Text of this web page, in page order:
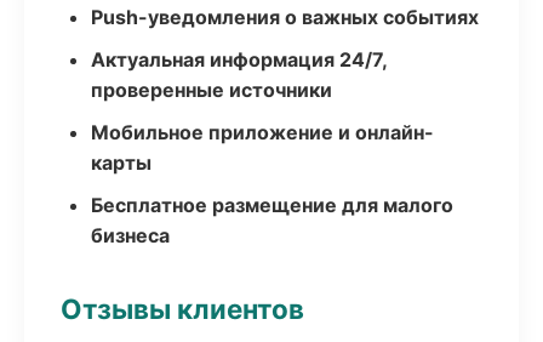
Push-уведомления о важных событиях
Актуальная информация 24/7,
проверенные источники
Мобильное приложение и онлайн-
карты
Бесплатное размещение для малого
бизнеса
Отзывы клиентов